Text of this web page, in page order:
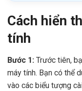
Cách hiển
tính
Bước 1: Trước tiên,
máy tính. Bạn có thể
vào các biểu tượng